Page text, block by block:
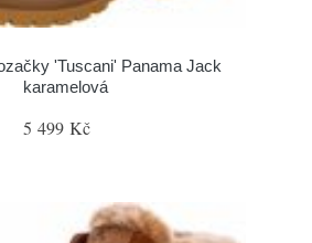
'Tuscani' Panama Jack
karamelová
5 499 Kč